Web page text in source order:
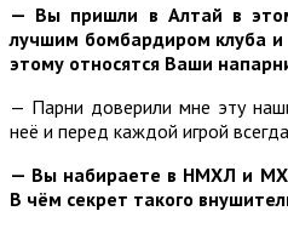
— Вы пришли в Алтай в
лучшим бомбардиром клуба
этому относятся Ваши
— Парни доверили мне эту
неё и перед каждой игрой
— Вы набираете в НМХЛ и
В чём секрет такого